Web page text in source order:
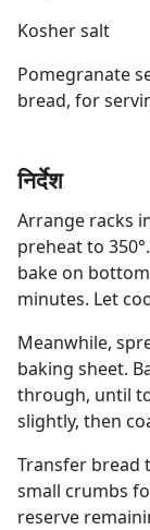
Kosher salt
Pomegranate
bread, for
निर्देश
Arrange racks
preheat to
bake on
minutes. Let
Meanwhile,
baking sheet.
through, until
slightly, then
Transfer bread
small crumbs
reserve